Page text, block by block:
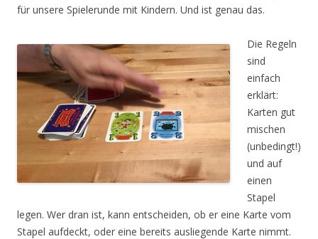
für unsere Spielerunde mit Kindern. Und ist genau das.
Die Regeln
sind
einfach
erklärt:
Karten gut
mischen
(unbedingt!)
und auf
einen
Stapel
legen. Wer dran ist, kann entscheiden, ob er eine Karte vom
Stapel aufdeckt, oder eine bereits ausliegende Karte nimmt.